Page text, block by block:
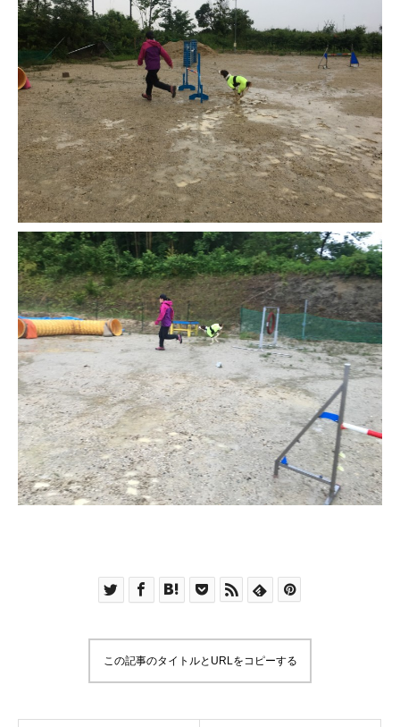
この記事のタイトルとURLをコピーする